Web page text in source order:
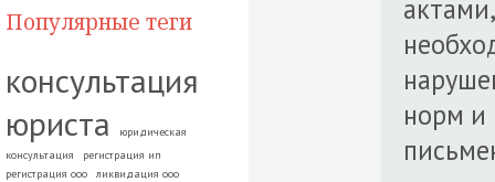
Популярные теги
консультация
юриста
юридическая
консультация
регистрация ип
регистрация ооо
ликвидация ооо
норм и